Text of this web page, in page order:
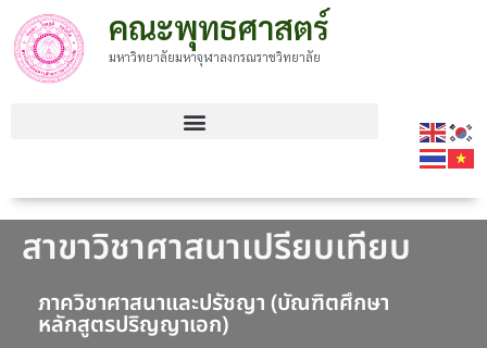
คณะพุทธศาสตร์
มหาวิทยาลัยมหาจุฬาลงกรณราชวิทยาลัย
สาขาวิชาศาสนาเปรียบเทียบ
ภาควิชาศาสนาและปรัชญา (บัณฑิตศึกษา
หลักสูตรปริญญาเอก)​